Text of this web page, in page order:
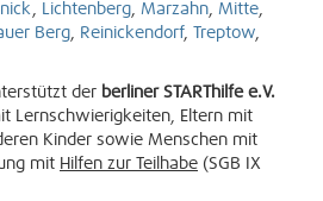
, Lichtenberg, Marzahn, Mitte,
Berg, Reinickendorf, Treptow,
der berliner STARThilfe e.V.
Lernschwierigkeiten, Eltern mit
Kinder sowie Menschen mit
mit Hilfen zur Teilhabe (SGB IX